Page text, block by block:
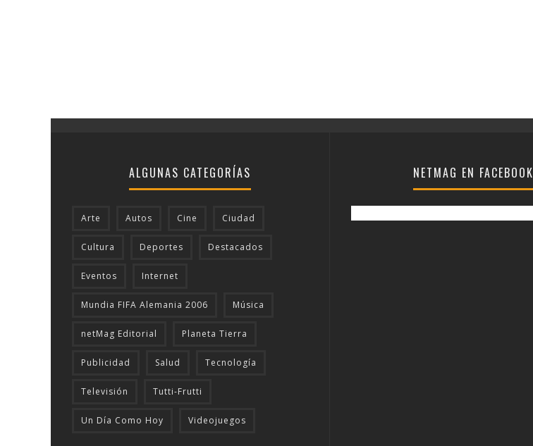
ALGUNAS CATEGORÍAS
Arte Autos Cine Ciudad
Cultura Deportes Destacados
Eventos Internet
Mundia FIFA Alemania 2006 Música
netMag Editorial Planeta Tierra
Publicidad Salud Tecnologí­a
Televisión Tutti-Frutti
Un Día Como Hoy Videojuegos
NETMAG EN FACEBOOK